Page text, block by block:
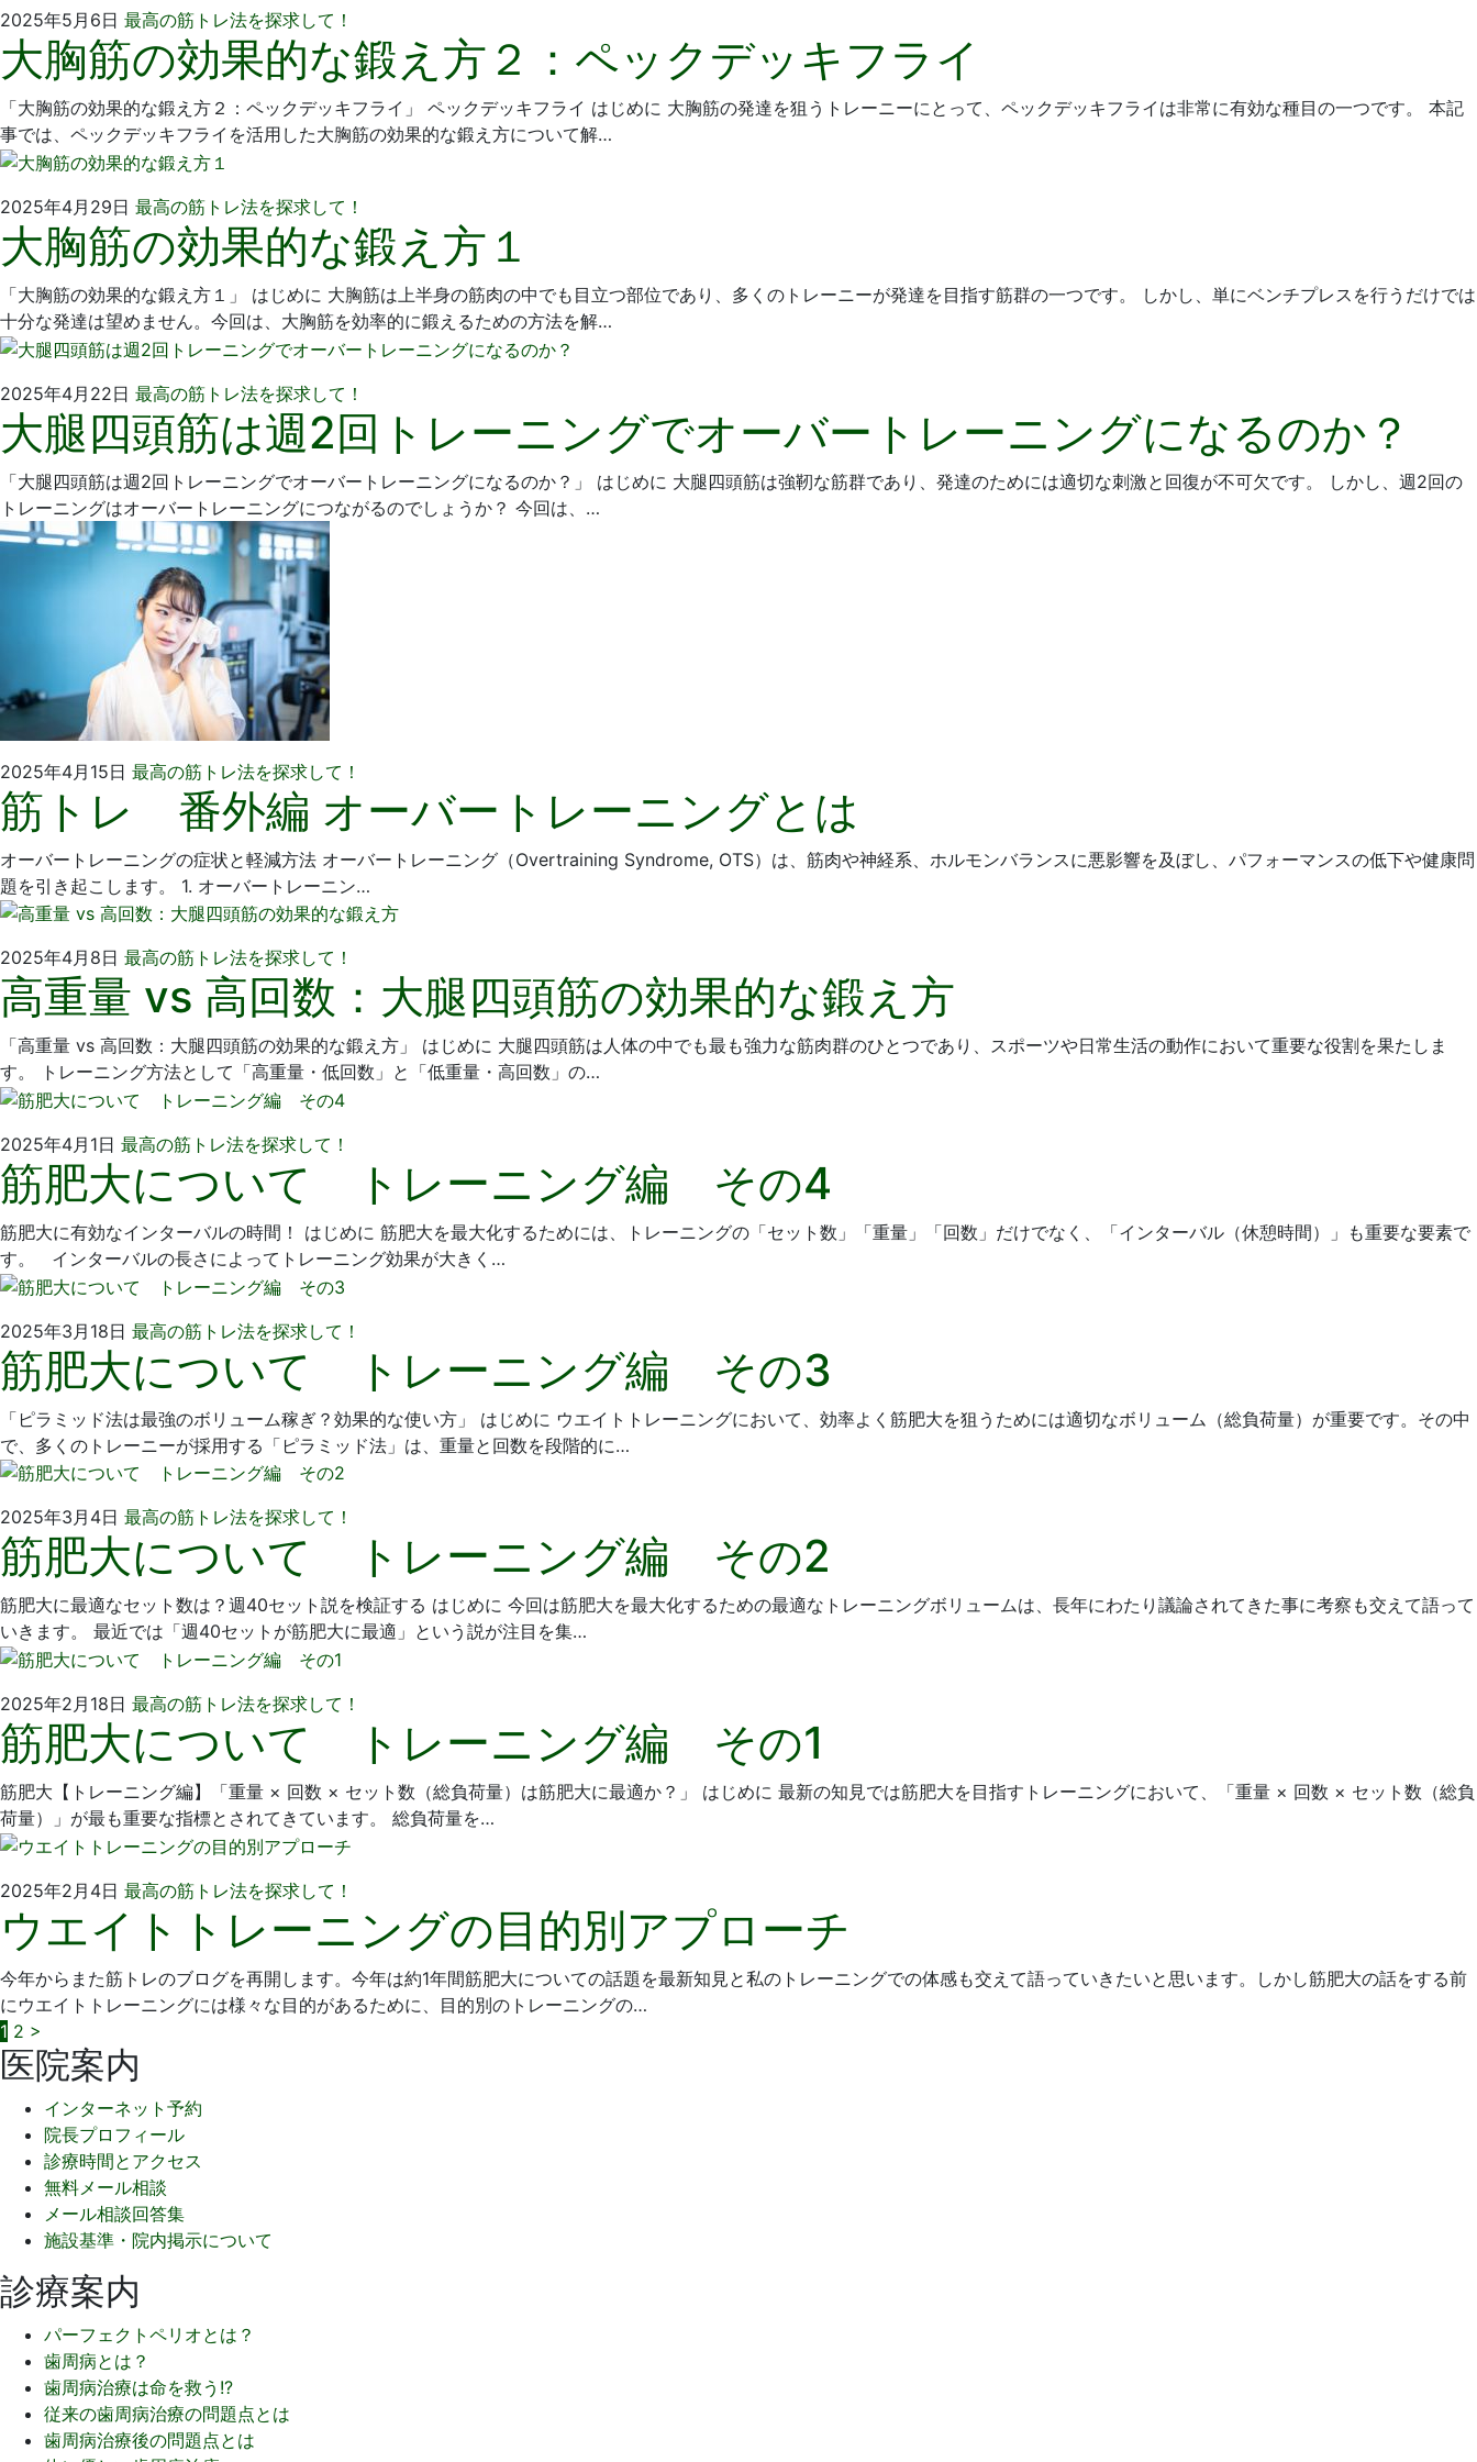
2025年5月6日 最高の筋トレ法を探求して！
年
4
月
1
そ
歯
科
医
大胸筋の効果的な鍛え方２：ペックデッキフライ
「大胸筋の効果的な鍛え方２：ペックデッキフライ」 ペックデッキフライ はじめに 大胸筋の発達を狙うトレーニーにとって、ペックデッキフライは非常に有効な種目の一つです。 本記
事では、ペックデッキフライを活用した大胸筋の効果的な鍛え方について解…
2025年4月29日 最高の筋トレ法を探求して！
年
4
月
1
日
そ
歯
科
医
院
大胸筋の効果的な鍛え方１
「大胸筋の効果的な鍛え方１」 はじめに 大胸筋は上半身の筋肉の中でも目立つ部位であり、多くのトレーニーが発達を目指す筋群の一つです。 しかし、単にベンチプレスを行うだけでは
十分な発達は望めません。今回は、大胸筋を効率的に鍛えるための方法を解…
2025年4月22日 最高の筋トレ法を探求して！
年
4
月
1
日
そ
歯
科
医
院
大腿四頭筋は週2回トレーニングでオーバートレーニングになるのか？
「大腿四頭筋は週2回トレーニングでオーバートレーニングになるのか？」 はじめに 大腿四頭筋は強靭な筋群であり、発達のためには適切な刺激と回復が不可欠です。 しかし、週2回の
トレーニングはオーバートレーニングにつながるのでしょうか？ 今回は、…
2025年4月15日 最高の筋トレ法を探求して！
月
日
科
院
筋トレ 番外編 オーバートレーニングとは
オーバートレーニングの症状と軽減方法 オーバートレーニング（Overtraining Syndrome, OTS）は、筋肉や神経系、ホルモンバランスに悪影響を及ぼし、パフォーマンスの低下や健康問
題を引き起こします。 1. オーバートレーニン…
2025年4月8日 最高の筋トレ法を探求して！
4
月
1
歯
科
医
高重量 vs 高回数：大腿四頭筋の効果的な鍛え方
「高重量 vs 高回数：大腿四頭筋の効果的な鍛え方」 はじめに 大腿四頭筋は人体の中でも最も強力な筋肉群のひとつであり、スポーツや日常生活の動作において重要な役割を果たしま
す。 トレーニング方法として「高重量・低回数」と「低重量・高回数」の…
2025年4月1日 最高の筋トレ法を探求して！
月
1
科
医
筋肥大について トレーニング編 その4
筋肥大に有効なインターバルの時間！ はじめに 筋肥大を最大化するためには、トレーニングの「セット数」「重量」「回数」だけでなく、「インターバル（休憩時間）」も重要な要素で
す。 インターバルの長さによってトレーニング効果が大きく…
2025年3月18日 最高の筋トレ法を探求して！
年
月
3
日
そ
科
医
院
筋肥大について トレーニング編 その3
「ピラミッド法は最強のボリューム稼ぎ？効果的な使い方」 はじめに ウエイトトレーニングにおいて、効率よく筋肥大を狙うためには適切なボリューム（総負荷量）が重要です。その中
で、多くのトレーニーが採用する「ピラミッド法」は、重量と回数を段階的に…
2025年3月4日 最高の筋トレ法を探求して！
月
2
科
医
筋肥大について トレーニング編 その2
筋肥大に最適なセット数は？週40セット説を検証する はじめに 今回は筋肥大を最大化するための最適なトレーニングボリュームは、長年にわたり議論されてきた事に考察も交えて語って
いきます。 最近では「週40セットが筋肥大に最適」という説が注目を集…
2025年2月18日 最高の筋トレ法を探求して！
年
2
日
そ
医
院
筋肥大について トレーニング編 その1
筋肥大【トレーニング編】「重量 × 回数 × セット数（総負荷量）は筋肥大に最適か？」 はじめに 最新の知見では筋肥大を目指すトレーニングにおいて、「重量 × 回数 × セット数（総負
荷量）」が最も重要な指標とされてきています。 総負荷量を…
2025年2月4日 最高の筋トレ法を探求して！
年
2
月
2
日
そ
歯
科
医
院
ウエイトトレーニングの目的別アプローチ
今年からまた筋トレのブログを再開します。今年は約1年間筋肥大についての話題を最新知見と私のトレーニングでの体感も交えて語っていきたいと思います。しかし筋肥大の話をする前
にウエイトトレーニングには様々な目的があるために、目的別のトレーニングの…
投
稿
の
ペ
ー
ジ
送
り
1 2 >
医院案内
インターネット予約
院長プロフィール
診療時間とアクセス
無料メール相談
メール相談回答集
施設基準・院内掲示について
診療案内
パーフェクトペリオとは？
歯周病とは？
歯周病治療は命を救う!?
従来の歯周病治療の問題点とは
歯周病治療後の問題点とは